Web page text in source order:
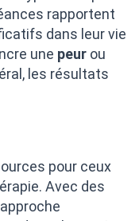
rapportent
dans leur vie
une peur ou
les résultats
pour ceux
Avec des